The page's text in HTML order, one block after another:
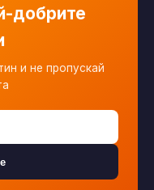
добрите
и не пропускай